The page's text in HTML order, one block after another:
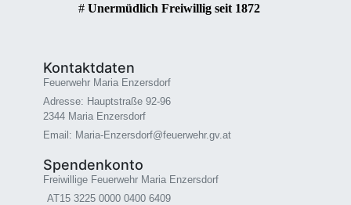
# Unermüdlich Freiwillig seit 1872
Kontaktdaten
Feuerwehr Maria Enzersdorf
Adresse: Hauptstraße 92-96
2344 Maria Enzersdorf
Email: Maria-Enzersdorf@feuerwehr.gv.at
Spendenkonto
Freiwillige Feuerwehr Maria Enzersdorf
AT15 3225 0000 0400 6409